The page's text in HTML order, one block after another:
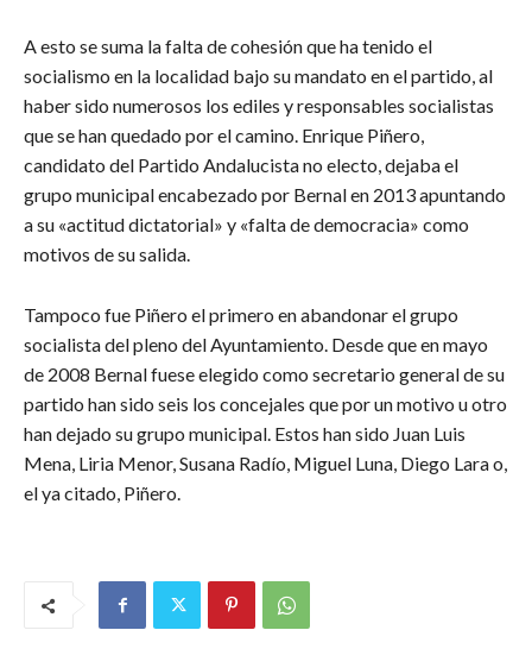
A esto se suma la falta de cohesión que ha tenido el
socialismo en la localidad bajo su mandato en el partido, al
haber sido numerosos los ediles y responsables socialistas
que se han quedado por el camino. Enrique Piñero,
candidato del Partido Andalucista no electo, dejaba el
grupo municipal encabezado por Bernal en 2013 apuntando
a su «actitud dictatorial» y «falta de democracia» como
motivos de su salida.
Tampoco fue Piñero el primero en abandonar el grupo
socialista del pleno del Ayuntamiento. Desde que en mayo
de 2008 Bernal fuese elegido como secretario general de su
partido han sido seis los concejales que por un motivo u otro
han dejado su grupo municipal. Estos han sido Juan Luis
Mena, Liria Menor, Susana Radío, Miguel Luna, Diego Lara o,
el ya citado, Piñero.